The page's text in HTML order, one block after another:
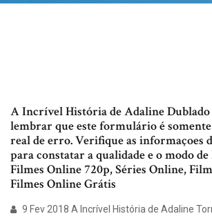
A Incrível História de Adaline Dublado
lembrar que este formulário é
real de erro. Verifique as informaçoes
para constatar a qualidade e o modo
Filmes Online 720p, Séries Online,
Filmes Online Grátis
9 Fev 2018 A Incrível História de Adaline